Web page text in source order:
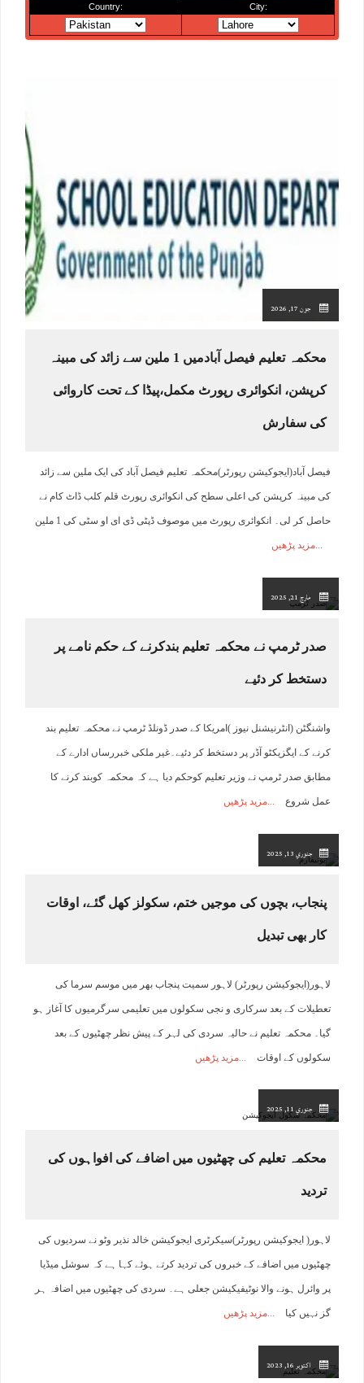
جون 17, 2026
محکمہ تعلیم فیصل آبادمیں 1 ملین سے زائد کی مبینہ
کرپشن، انکوائری رپورٹ مکمل،پیڈا کے تحت کاروائی
کی سفارش
فیصل آباد(ایجوکیشن رپورٹر)محکمہ تعلیم فیصل آباد کی ایک ملین سے زائد
کی مبینہ کرپشن کی اعلی سطح کی انکوائری رپورٹ قلم کلب ڈاٹ کام نے
حاصل کر لی۔ انکوائری رپورٹ میں موصوف ڈپٹی ڈی ای او سٹی کی 1 ملین
مزید پڑھیں
مارچ 21, 2025
صدر ٹرمپ نے محکمہ تعلیم بندکرنے کے حکم نامے پر
دستخط کر دئیے
واشنگٹن (انٹرنیشنل نیوز )امریکا کے صدر ڈونلڈ ٹرمپ نے محکمہ تعلیم بند
کرنے کے ایگزیکٹو آڈر پر دستخط کر دئیے۔غیر ملکی خبررساں ادارے کے
مطابق صدر ٹرمپ نے وزیر تعلیم کوحکم دیا ہے کہ محکمہ کوبند کرنے کا
عمل شروع مزید پڑھیں
جنوري 13, 2025
پنجاب، بچوں کی موجیں ختم، سکولز کھل گئے، اوقات
کار بھی تبدیل
لاہور(ایجوکیشن رپورٹر) لاہور سمیت پنجاب بھر میں موسم سرما کی
تعطیلات کے بعد سرکاری و نجی سکولوں میں تعلیمی سرگرمیوں کا آغاز ہو
گیا۔ محکمہ تعلیم نے حالیہ سردی کی لہر کے پیش نظر چھٹیوں کے بعد
سکولوں کے اوقات مزید پڑھیں
جنوري 11, 2025
محکمہ تعلیم کی چھٹیوں میں اضافے کی افواہوں کی
تردید
لاہور( ایجوکیشن رپورٹر)سیکرٹری ایجوکیشن خالد نذیر وٹو نے سردیوں کی
چھٹیوں میں اضافے کے خبروں کی تردید کرتے ہوئے کہا ہے کہ سوشل میڈیا
پر وائرل ہونے والا نوٹیفیکیشن جعلی ہے۔ سردی کی چھٹیوں میں اضافہ ہر
گز نہیں کیا مزید پڑھیں
اکتوبر 16, 2023